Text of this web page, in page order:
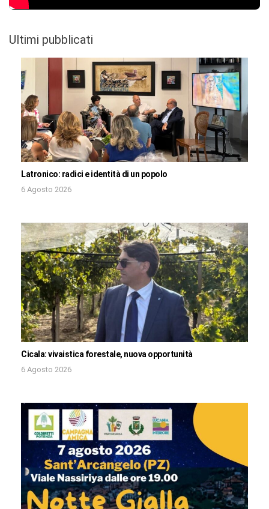
Ultimi pubblicati
Latronico: radici e identità di un popolo
6 Agosto 2026
Cicala: vivaistica forestale, nuova opportunità
6 Agosto 2026